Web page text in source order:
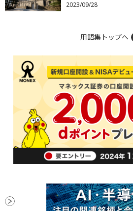
2023/09/28
用語集トップへ